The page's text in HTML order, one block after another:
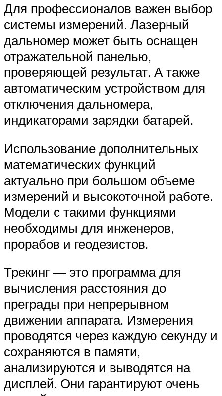
Для профессионалов важен выбор
системы измерений. Лазерный
дальномер может быть оснащен
отражательной панелью,
проверяющей результат. А также
автоматическим устройством для
отключения дальномера,
индикаторами зарядки батарей.
Использование дополнительных
математических функций
актуально при большом объеме
измерений и высокоточной работе.
Модели с такими функциями
необходимы для инженеров,
прорабов и геодезистов.
Трекинг — это программа для
вычисления расстояния до
преграды при непрерывном
движении аппарата. Измерения
проводятся через каждую секунду и
сохраняются в памяти,
анализируются и выводятся на
дисплей. Они гарантируют очень